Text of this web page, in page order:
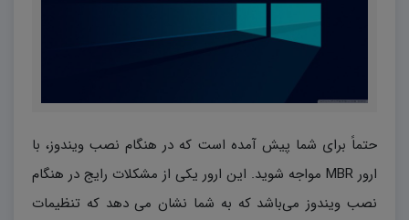
حتماً برای شما پیش آمده است که در هنگام نصب ویندوز، با
ارور MBR مواجه شوید. این ارور یکی از مشکلات رایج در هنگام
نصب ویندوز می‌باشد که به شما نشان می دهد که تنظیمات